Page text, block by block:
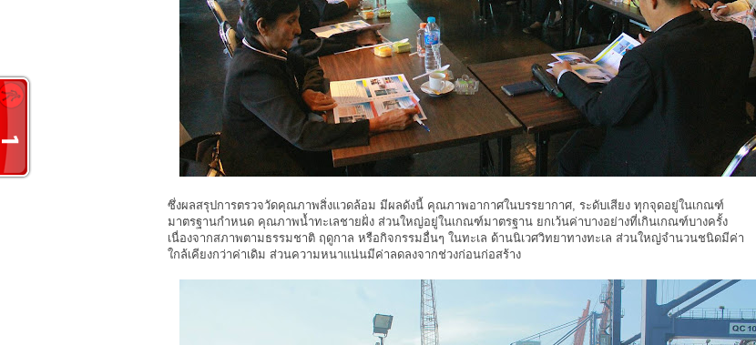
ซึ่งผลสรุปการตรวจวัดคุณภาพสิ่งแวดล้อม มีผลดังนี้ คุณภาพอากาศในบรรยากาศ, ระดับเสียง ทุกจุดอยู่ในเกณฑ์
มาตรฐานกำหนด คุณภาพน้ำทะเลชายฝั่ง ส่วนใหญ่อยู่ในเกณฑ์มาตรฐาน ยกเว้นค่าบางอย่างที่เกินเกณฑ์บางครั้ง
เนื่องจากสภาพตามธรรมชาติ ฤดูกาล หรือกิจกรรมอื่นๆ ในทะเล ด้านนิเวศวิทยาทางทะเล ส่วนใหญ่จำนวนชนิดมีค่า
ใกล้เคียงกว่าค่าเดิม ส่วนความหนาแน่นมีค่าลดลงจากช่วงก่อนก่อสร้าง